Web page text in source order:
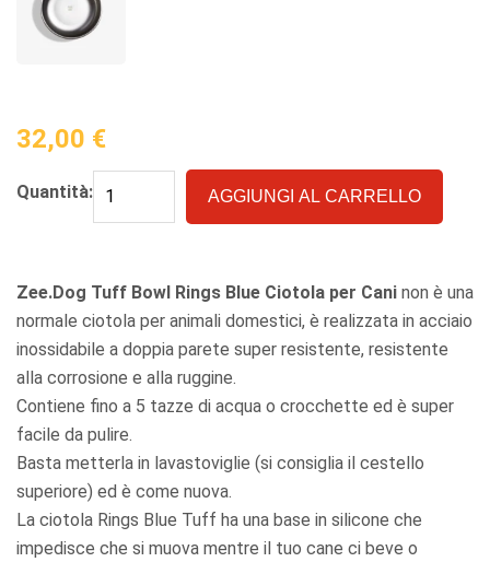
32,00 €
Quantità: AGGIUNGI AL CARRELLO
Zee.Dog Tuff Bowl Rings Blue Ciotola per Cani non è una
normale ciotola per animali domestici, è realizzata in acciaio
inossidabile a doppia parete super resistente, resistente
alla corrosione e alla ruggine.
Contiene fino a 5 tazze di acqua o crocchette ed è super
facile da pulire.
Basta metterla in lavastoviglie (si consiglia il cestello
superiore) ed è come nuova.
La ciotola Rings Blue Tuff ha una base in silicone che
impedisce che si muova mentre il tuo cane ci beve o